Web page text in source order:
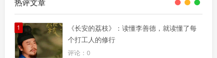
热评文章
1
《长安的荔枝》：读懂李善德，就读懂了每
个打工人的修行
评论：0